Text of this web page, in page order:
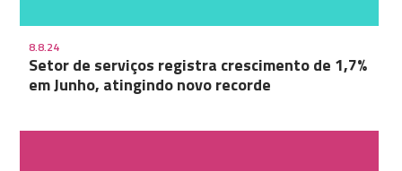
8.8.24
Setor de serviços registra crescimento de 1,7%
em Junho, atingindo novo recorde